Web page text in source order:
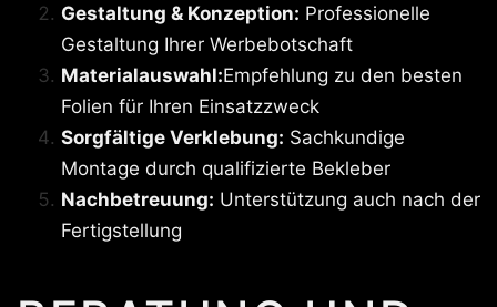
Gestaltung & Konzeption: Professionelle
Gestaltung Ihrer Werbebotschaft
Materialauswahl:Empfehlung zu den besten
Folien für Ihren Einsatzzweck
Sorgfältige Verklebung: Sachkundige
Montage durch qualifizierte Bekleber
Nachbetreuung: Unterstützung auch nach der
Fertigstellung